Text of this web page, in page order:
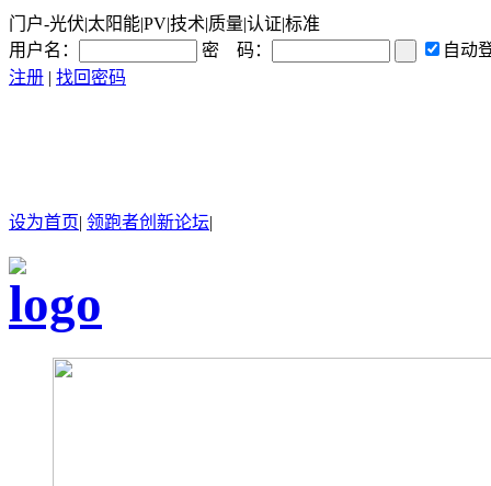
门户-光伏|太阳能|PV|技术|质量|认证|标准
用户名：
密 码：
自动
注册 | 找回密码
设为首页| 领跑者创新论坛|